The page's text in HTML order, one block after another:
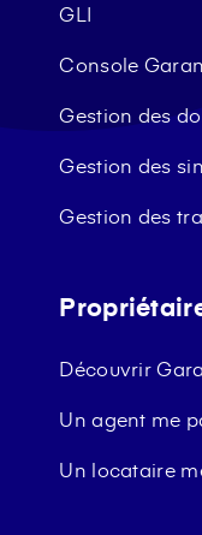
GLI
Console
Gestion des
Gestion des
Gestion des
Découvrir
Un agent me
Un locataire